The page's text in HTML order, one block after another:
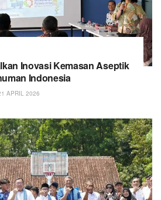
Inovasi Kemasan Aseptik
Indonesia
APRIL 2026